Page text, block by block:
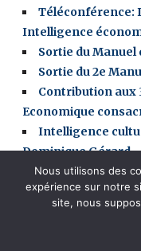
Téléconférence:
Intelligence
Sortie du Manuel
Sortie du 2e
Contribution aux
Economique
Intelligence
Dominique Gérard
Le paradoxe du
l’intelligence
Algérien de
Nous utilisons des
expérience sur notre
site, nous